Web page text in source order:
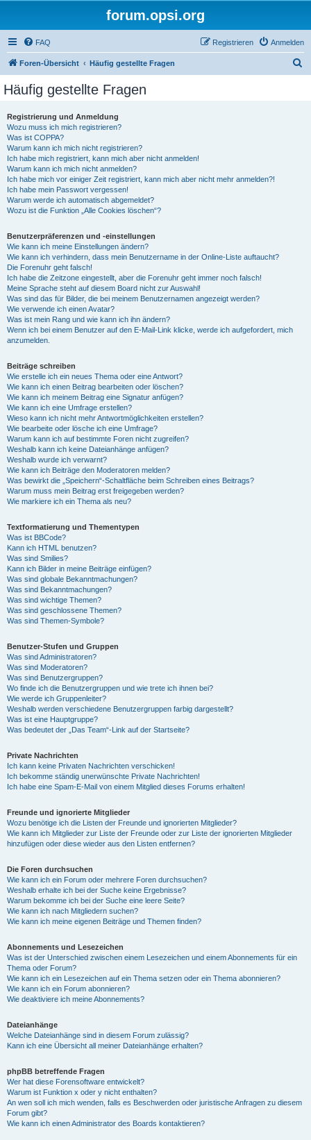
forum.opsi.org
FAQ Anmelden
Registrieren
Foren-Übersicht Häufig gestellte Fragen
Häufig gestellte Fragen
Registrierung und Anmeldung
Wozu muss ich mich registrieren?
Was ist COPPA?
Warum kann ich mich nicht registrieren?
Ich habe mich registriert, kann mich aber nicht anmelden!
Warum kann ich mich nicht anmelden?
Ich habe mich vor einiger Zeit registriert, kann mich aber nicht mehr anmelden?!
Ich habe mein Passwort vergessen!
Warum werde ich automatisch abgemeldet?
Wozu ist die Funktion „Alle Cookies löschen“?
Benutzerpräferenzen und -einstellungen
Wie kann ich meine Einstellungen ändern?
Wie kann ich verhindern, dass mein Benutzername in der Online-Liste auftaucht?
Die Forenuhr geht falsch!
Ich habe die Zeitzone eingestellt, aber die Forenuhr geht immer noch falsch!
Meine Sprache steht auf diesem Board nicht zur Auswahl!
Was sind das für Bilder, die bei meinem Benutzernamen angezeigt werden?
Wie verwende ich einen Avatar?
Was ist mein Rang und wie kann ich ihn ändern?
Wenn ich bei einem Benutzer auf den E-Mail-Link klicke, werde ich aufgefordert, mich
anzumelden.
Beiträge schreiben
Wie erstelle ich ein neues Thema oder eine Antwort?
Wie kann ich einen Beitrag bearbeiten oder löschen?
Wie kann ich meinem Beitrag eine Signatur anfügen?
Wie kann ich eine Umfrage erstellen?
Wieso kann ich nicht mehr Antwortmöglichkeiten erstellen?
Wie bearbeite oder lösche ich eine Umfrage?
Warum kann ich auf bestimmte Foren nicht zugreifen?
Weshalb kann ich keine Dateianhänge anfügen?
Weshalb wurde ich verwarnt?
Wie kann ich Beiträge den Moderatoren melden?
Was bewirkt die „Speichern“-Schaltfläche beim Schreiben eines Beitrags?
Warum muss mein Beitrag erst freigegeben werden?
Wie markiere ich ein Thema als neu?
Textformatierung und Thementypen
Was ist BBCode?
Kann ich HTML benutzen?
Was sind Smilies?
Kann ich Bilder in meine Beiträge einfügen?
Was sind globale Bekanntmachungen?
Was sind Bekanntmachungen?
Was sind wichtige Themen?
Was sind geschlossene Themen?
Was sind Themen-Symbole?
Benutzer-Stufen und Gruppen
Was sind Administratoren?
Was sind Moderatoren?
Was sind Benutzergruppen?
Wo finde ich die Benutzergruppen und wie trete ich ihnen bei?
Wie werde ich Gruppenleiter?
Weshalb werden verschiedene Benutzergruppen farbig dargestellt?
Was ist eine Hauptgruppe?
Was bedeutet der „Das Team“-Link auf der Startseite?
Private Nachrichten
Ich kann keine Privaten Nachrichten verschicken!
Ich bekomme ständig unerwünschte Private Nachrichten!
Ich habe eine Spam-E-Mail von einem Mitglied dieses Forums erhalten!
Freunde und ignorierte Mitglieder
Wozu benötige ich die Listen der Freunde und ignorierten Mitglieder?
Wie kann ich Mitglieder zur Liste der Freunde oder zur Liste der ignorierten Mitglieder
hinzufügen oder diese wieder aus den Listen entfernen?
Die Foren durchsuchen
Wie kann ich ein Forum oder mehrere Foren durchsuchen?
Weshalb erhalte ich bei der Suche keine Ergebnisse?
Warum bekomme ich bei der Suche eine leere Seite?
Wie kann ich nach Mitgliedern suchen?
Wie kann ich meine eigenen Beiträge und Themen finden?
Abonnements und Lesezeichen
Was ist der Unterschied zwischen einem Lesezeichen und einem Abonnements für ein
Thema oder Forum?
Wie kann ich ein Lesezeichen auf ein Thema setzen oder ein Thema abonnieren?
Wie kann ich ein Forum abonnieren?
Wie deaktiviere ich meine Abonnements?
Dateianhänge
Welche Dateianhänge sind in diesem Forum zulässig?
Kann ich eine Übersicht all meiner Dateianhänge erhalten?
phpBB betreffende Fragen
Wer hat diese Forensoftware entwickelt?
Warum ist Funktion x oder y nicht enthalten?
An wen soll ich mich wenden, falls es Beschwerden oder juristische Anfragen zu diesem
Forum gibt?
Wie kann ich einen Administrator des Boards kontaktieren?